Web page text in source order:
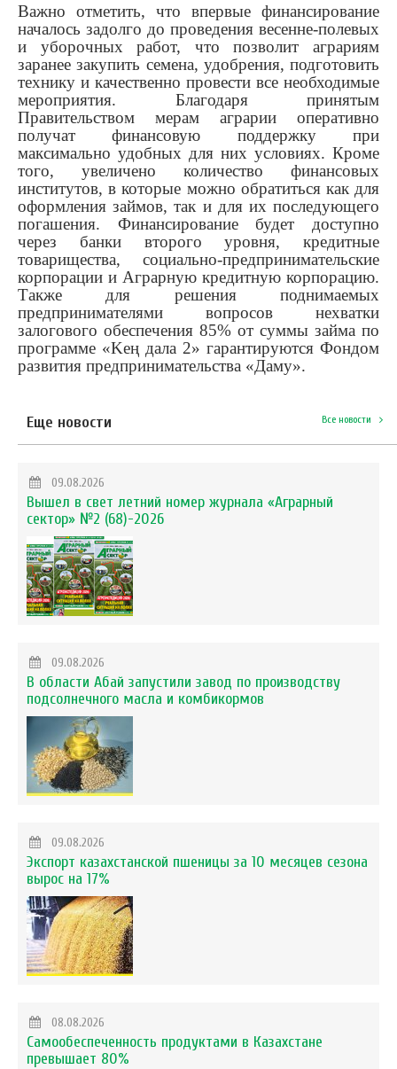
Важно отметить, что впервые финансирование
началось задолго до проведения весенне-полевых
и уборочных работ, что позволит аграриям
заранее закупить семена, удобрения, подготовить
технику и качественно провести все необходимые
мероприятия. Благодаря принятым
Правительством мерам аграрии оперативно
получат финансовую поддержку при
максимально удобных для них условиях. Кроме
того, увеличено количество финансовых
институтов, в которые можно обратиться как для
оформления займов, так и для их последующего
погашения. Финансирование будет доступно
через банки второго уровня, кредитные
товарищества, социально-предпринимательские
корпорации и Аграрную кредитную корпорацию.
Также для решения поднимаемых
предпринимателями вопросов нехватки
залогового обеспечения 85% от суммы займа по
программе «Keң дала 2» гарантируются Фондом
развития предпринимательства «Даму».
Еще новости Все новости
09.08.2026
Вышел в свет летний номер журнала «Аграрный
сектор» №2 (68)-2026
09.08.2026
В области Абай запустили завод по производству
подсолнечного масла и комбикормов
09.08.2026
Экспорт казахстанской пшеницы за 10 месяцев сезона
вырос на 17%
08.08.2026
Самообеспеченность продуктами в Казахстане
превышает 80%